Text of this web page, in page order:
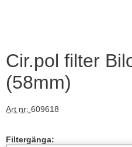
Cir.pol filter
(58mm)
Art nr: 609618
Filtergänga: